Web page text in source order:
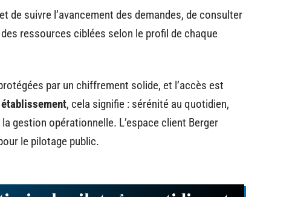
de suivre l’avancement des demandes, de consulter
ressources ciblées selon le profil de chaque
par un chiffrement solide, et l’accès est
établissement, cela signifie : sérénité au quotidien,
gestion opérationnelle. L’espace client Berger
le pilotage public.